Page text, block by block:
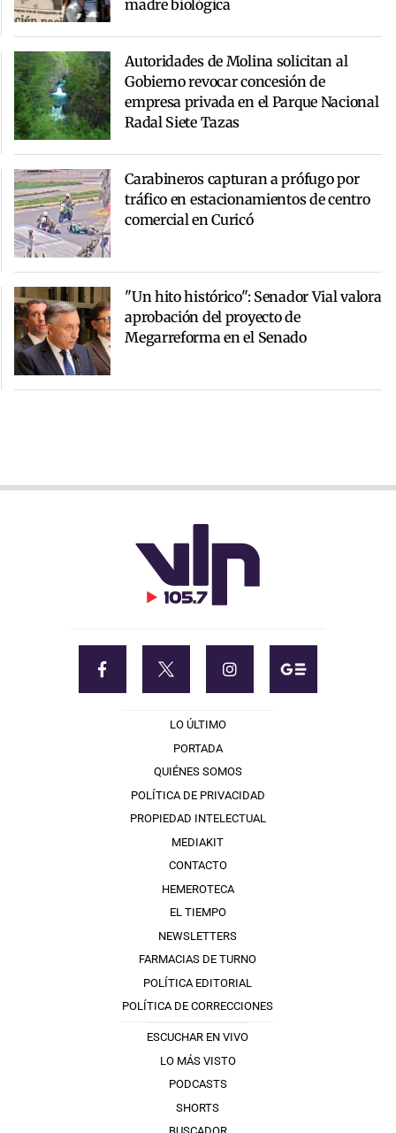
madre biológica
Autoridades de Molina solicitan al
Gobierno revocar concesión de
empresa privada en el Parque Nacional
Radal Siete Tazas
Carabineros capturan a prófugo por
tráfico en estacionamientos de centro
comercial en Curicó
"Un hito histórico": Senador Vial valora
aprobación del proyecto de
Megarreforma en el Senado
LO ÚLTIMO
PORTADA
QUIÉNES SOMOS
POLÍTICA DE PRIVACIDAD
PROPIEDAD INTELECTUAL
MEDIAKIT
CONTACTO
HEMEROTECA
EL TIEMPO
NEWSLETTERS
FARMACIAS DE TURNO
POLÍTICA EDITORIAL
POLÍTICA DE CORRECCIONES
ESCUCHAR EN VIVO
LO MÁS VISTO
PODCASTS
SHORTS